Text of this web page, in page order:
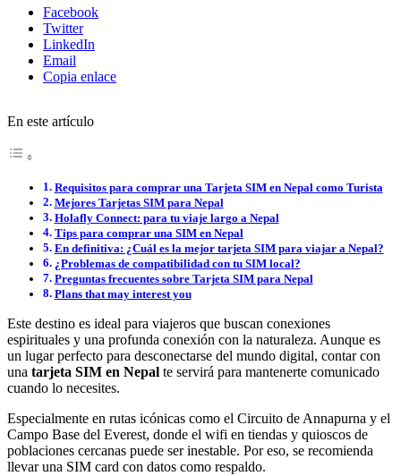
Facebook
Twitter
LinkedIn
Email
Copia enlace
En este artículo
Requisitos para comprar una Tarjeta SIM en Nepal como Turista
Mejores Tarjetas SIM para Nepal
Holafly Connect: para tu viaje largo a Nepal
Tips para comprar una SIM en Nepal
En definitiva: ¿Cuál es la mejor tarjeta SIM para viajar a Nepal?
¿Problemas de compatibilidad con tu SIM local?
Preguntas frecuentes sobre Tarjeta SIM para Nepal
Plans that may interest you
Este destino es ideal para viajeros que buscan conexiones
espirituales y una profunda conexión con la naturaleza. Aunque es
un lugar perfecto para desconectarse del mundo digital, contar con
una tarjeta SIM en Nepal te servirá para mantenerte comunicado
cuando lo necesites.
Especialmente en rutas icónicas como el Circuito de Annapurna y el
Campo Base del Everest, donde el wifi en tiendas y quioscos de
poblaciones cercanas puede ser inestable. Por eso, se recomienda
llevar una SIM card con datos como respaldo.